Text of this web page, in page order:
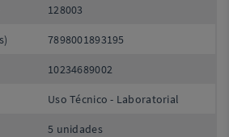
128003
7898001893195
10234689002
Uso Técnico - Laboratorial
5 unidades